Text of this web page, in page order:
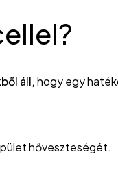
áll,hogy egy
hőveszteségét.